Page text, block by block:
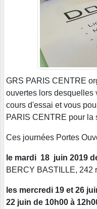
GRS PARIS CENTRE
ouvertes lors desquelles
cours d'essai et vous
PARIS CENTRE pour la
Ces journées Portes
le mardi 18 juin 2019
BERCY BASTILLE,
les mercredi 19 et 26
22 juin de 10h00 à